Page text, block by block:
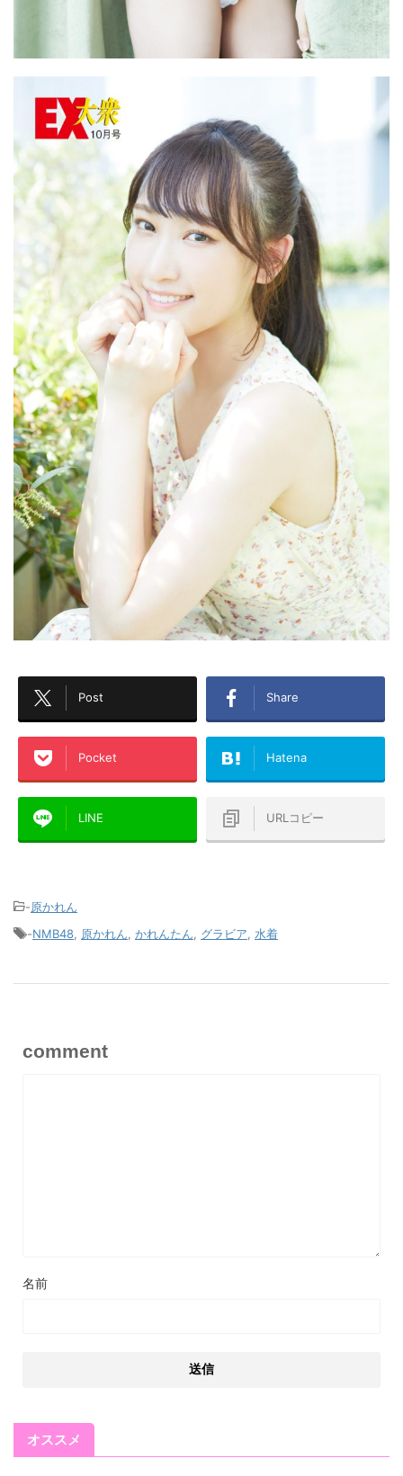
Post Share
Pocket Hatena
LINE URLコピー
-原かれん
-NMB48 原かれん かれんたん グラビア 水着
comment
名前
オススメ